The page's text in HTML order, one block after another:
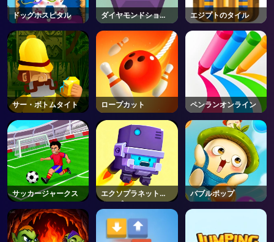
ドッグホスピタル
ダイヤモンドショッ
ト
エジプトのタイル
サー・ボトムタイト ロープカット ペンランオンライン
サッカージャークス
エクソプラネットエ
クスプレス
バブルポップ